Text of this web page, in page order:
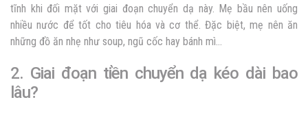
tĩnh khi đối mặt với giai đoạn chuyển dạ này. Mẹ bầu nên uống
nhiều nước để tốt cho tiêu hóa và cơ thể. Đặc biệt, mẹ nên ăn
những đồ ăn nhẹ như soup, ngũ cốc hay bánh mì…
2. Giai đoạn tiền chuyển dạ kéo dài bao
lâu?